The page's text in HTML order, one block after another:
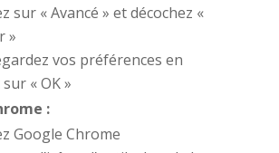
sur « Avancé » et décochez «
»
vos préférences en
« OK »
:
Google Chrome